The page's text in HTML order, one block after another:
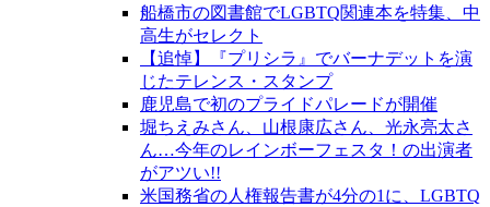
船橋市の図書館でLGBTQ関連本を特集、中
高生がセレクト
【追悼】『プリシラ』でバーナデットを演
じたテレンス・スタンプ
鹿児島で初のプライドパレードが開催
堀ちえみさん、山根康広さん、光永亮太さ
ん…今年のレインボーフェスタ！の出演者
がアツい!!
米国務省の人権報告書が4分の1に、LGBTQ